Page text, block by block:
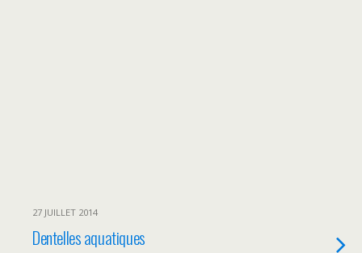
27 JUILLET 2014
Dentelles aquatiques